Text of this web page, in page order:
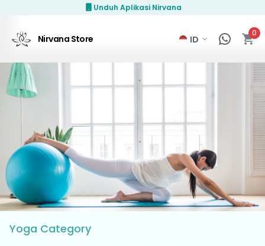
Unduh Aplikasi Nirvana
Nirvana Store 0
Yoga Category